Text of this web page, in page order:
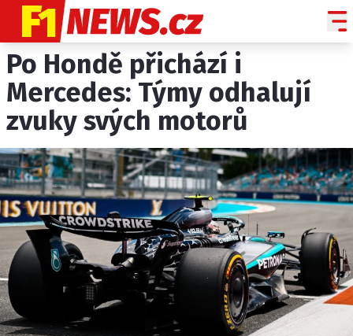
NOVINKY
GRAND PRIX
PADDOCK LINE
HISTORIE GP
PROFILY JEZDCŮ
PROFILY TÝMŮ
ROZHOVORY
OSTATNÍ
Po Hondě přichází i
Mercedes: Týmy odhalují
zvuky svých motorů